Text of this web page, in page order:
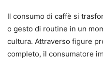
Il consumo di caffè si
o gesto di routine in un
cultura. Attraverso figure
completo, il consumatore